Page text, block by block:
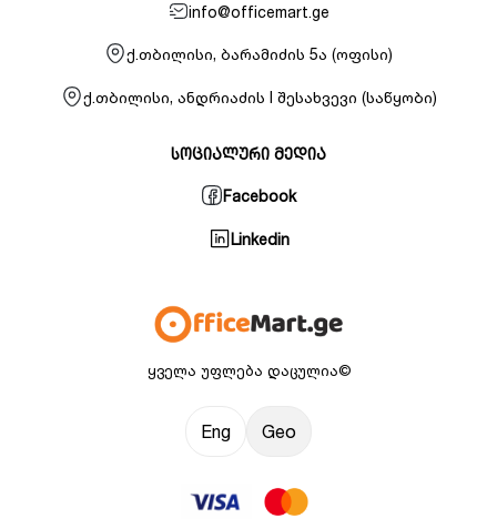
ყველა უფლება დაცულია©
Eng Geo
info@officemart.ge
ქ.თბილისი, ბარამიძის 5ა (ოფისი)
ქ.თბილისი, ანდრიაძის I შესახვევი (საწყობი)
სოციალური მედია
Facebook
Linkedin